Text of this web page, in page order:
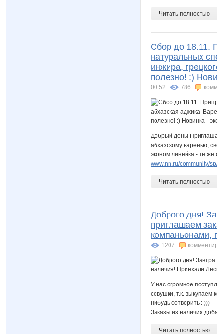
Читать полностью
Сбор до 18.11.
натуральных
инжира,
полезно! :)
00:52 786
Добрый день!
абхазскому варенью,
эконом линейка - те же
www.nn.ru/community/
Читать полностью
Доброго дня!
приглашаем
компаньонами,
1207
У нас огромное
совушки, т.к. выкупаем
нибудь сотворить : )))
Заказы из наличия
Читать полностью